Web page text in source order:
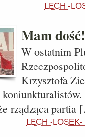
LECH -
Mam dość!
W ostatnim
Krzysztofa
rządząca partia
LECH -LOSEK-